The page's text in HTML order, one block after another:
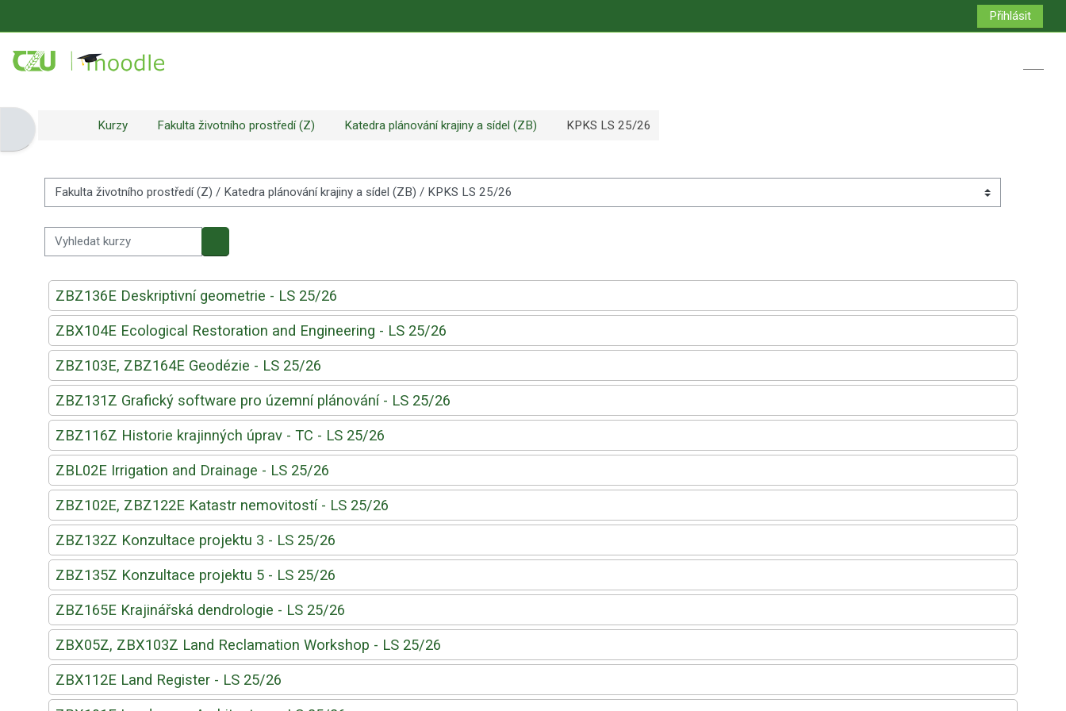
Přihlásit
Otevřít panel blokuKurzy Fakulta životního prostředí (Z) Katedra plánování krajiny a sídel (ZB) KPKS LS 25/26
Kategorie kurzů
Vyhledat kurzy
Vyhledat kurzy
ZBZ136E Deskriptivní geometrie - LS 25/26
ZBX104E Ecological Restoration and Engineering - LS 25/26
ZBZ103E, ZBZ164E Geodézie - LS 25/26
ZBZ131Z Grafický software pro územní plánování - LS 25/26
ZBZ116Z Historie krajinných úprav - TC - LS 25/26
ZBL02E Irrigation and Drainage - LS 25/26
ZBZ102E, ZBZ122E Katastr nemovitostí - LS 25/26
ZBZ132Z Konzultace projektu 3 - LS 25/26
ZBZ135Z Konzultace projektu 5 - LS 25/26
ZBZ165E Krajinářská dendrologie - LS 25/26
ZBX05Z, ZBX103Z Land Reclamation Workshop - LS 25/26
ZBX112E Land Register - LS 25/26